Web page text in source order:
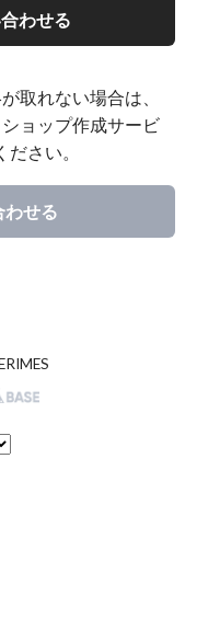
わせる
取れない場合は、
ョップ作成サービ
さい。
わせる